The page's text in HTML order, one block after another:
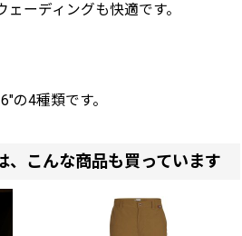
ーディングも快適です。
の4種類です。
、こんな商品も買っています